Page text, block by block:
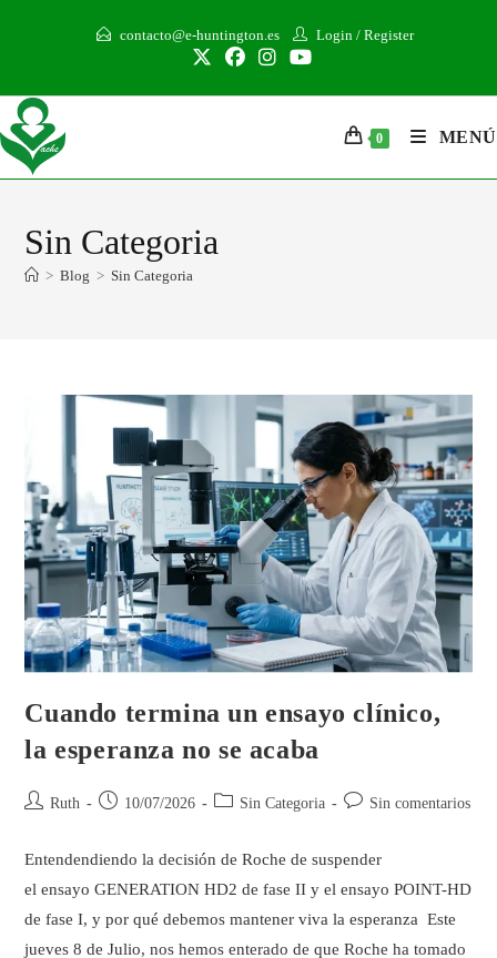
contacto@e-huntington.es Login / Register
0 MENÚ
Sin Categoria
> Blog > Sin Categoria
Cuando termina un ensayo clínico,
la esperanza no se acaba
Ruth 10/07/2026 Sin Categoria Sin comentarios
Entendendiendo la decisión de Roche de suspender
el ensayo GENERATION HD2 de fase II y el ensayo POINT-HD
de fase I, y por qué debemos mantener viva la esperanza Este
jueves 8 de Julio, nos hemos enterado de que Roche ha tomado